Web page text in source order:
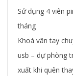
Sử dụng 4 viên
tháng
Khoá vân tay
usb – dự phòng
xuất khi quên